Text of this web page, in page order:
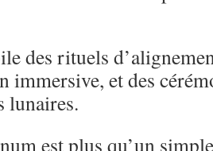
des rituels
immersive, et des
lunaires.
est plus qu’un